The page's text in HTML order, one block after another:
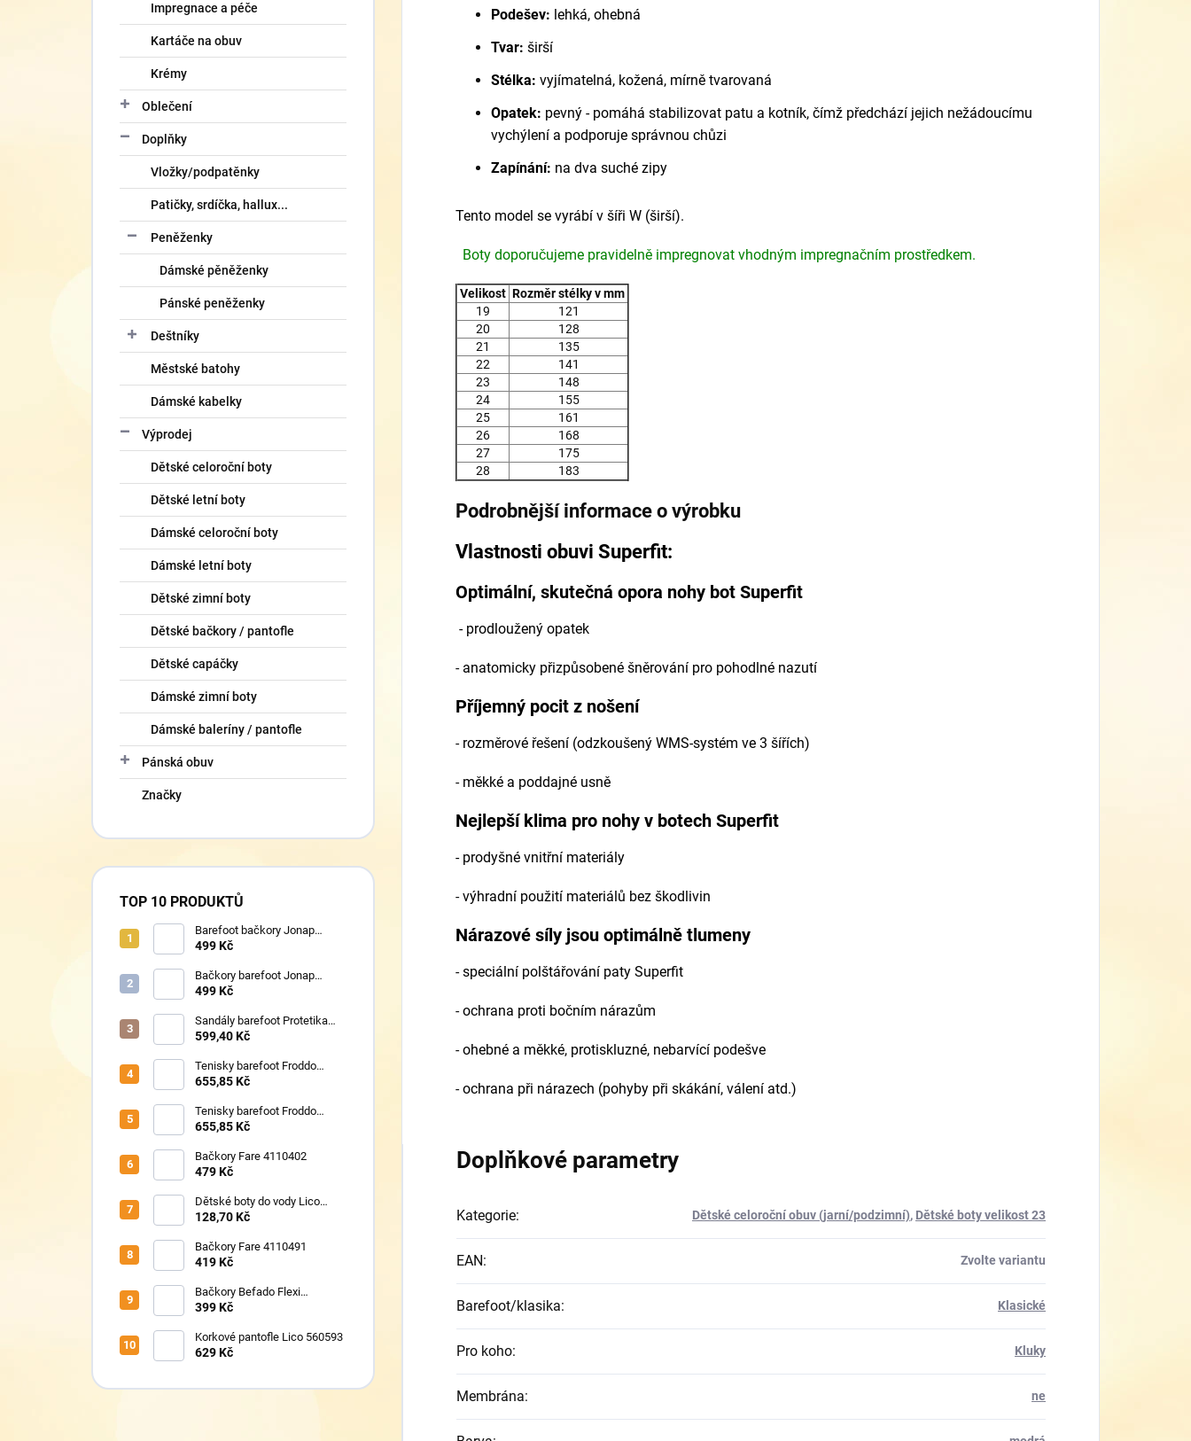
Impregnace a péče
Kartáče na obuv
Krémy
Oblečení
Doplňky
Vložky/podpatěnky
Patičky, srdíčka, hallux...
Peněženky
Dámské pěněženky
Pánské peněženky
Deštníky
Městské batohy
Dámské kabelky
Výprodej
Dětské celoroční boty
Dětské letní boty
Dámské celoroční boty
Dámské letní boty
Dětské zimní boty
Dětské bačkory / pantofle
Dětské capáčky
Dámské zimní boty
Dámské baleríny / pantofle
Pánská obuv
Značky
TOP 10 PRODUKTŮ
Barefoot bačkory Jonap
Home New fialová kočička
499 Kč
Bačkory barefoot Jonap
Home New Police
499 Kč
Sandály barefoot Protetika
TAFI pink uni
599,40 Kč
Tenisky barefoot Froddo
G1700440-17 Mint
655,85 Kč
Tenisky barefoot Froddo
G1700440-8 Grey+
655,85 Kč
Bačkory Fare 4110402
479 Kč
Dětské boty do vody Lico
430124 růžové
128,70 Kč
Bačkory Fare 4110491
419 Kč
Bačkory Befado Flexi
627P023
399 Kč
Korkové pantofle Lico 560593
629 Kč
Podešev: lehká, ohebná
Tvar: širší
Stélka: vyjímatelná, kožená, mírně tvarovaná
Opatek: pevný - pomáhá stabilizovat patu a kotník, čímž předchází jejich nežádoucímu
vychýlení a podporuje správnou chůzi
Zapínání: na dva suché zipy
Tento model se vyrábí v šíři W (širší).
Boty doporučujeme pravidelně impregnovat vhodným impregnačním prostředkem.
Velikost Rozměr stélky v mm
19
121
20
128
21
135
22
141
23
148
24
155
25
161
26
168
27
175
28
183
Podrobnější informace o výrobku
Vlastnosti obuvi Superfit:
Optimální, skutečná opora nohy bot Superfit
- prodloužený opatek
- anatomicky přizpůsobené šněrování pro pohodlné nazutí
Příjemný pocit z nošení
- rozměrové řešení (odzkoušený WMS-systém ve 3 šířích)
- měkké a poddajné usně
Nejlepší klima pro nohy v botech Superfit
- prodyšné vnitřní materiály
-výhradní použití materiálů bez škodlivin
Nárazové síly jsou optimálně tlumeny
-speciální polštářování paty Superfit
-ochrana proti bočním nárazům
-ohebné a měkké, protiskluzné, nebarvící podešve
-ochrana při nárazech (pohyby při skákání, válení atd.)
Doplňkové parametry
Kategorie: Dětské celoroční obuv (jarní/podzimní), Dětské boty velikost 23
EAN: Zvolte variantu
Barefoot/klasika: Klasické
Pro koho: Kluky
Membrána: ne